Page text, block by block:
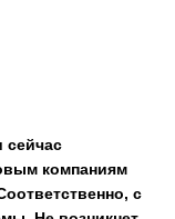
сейчас
компаниям
с